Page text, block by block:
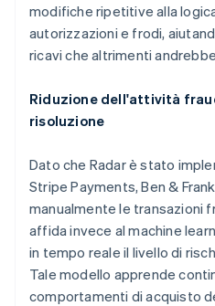
modifiche ripetitive alla
autorizzazioni e frodi,
ricavi che altrimenti
Riduzione dell'attività
risoluzione
Dato che Radar è stato
Stripe Payments, Ben &
manualmente le transazioni
affida invece al machine
in tempo reale il livello di
Tale modello apprende
comportamenti di acquisto